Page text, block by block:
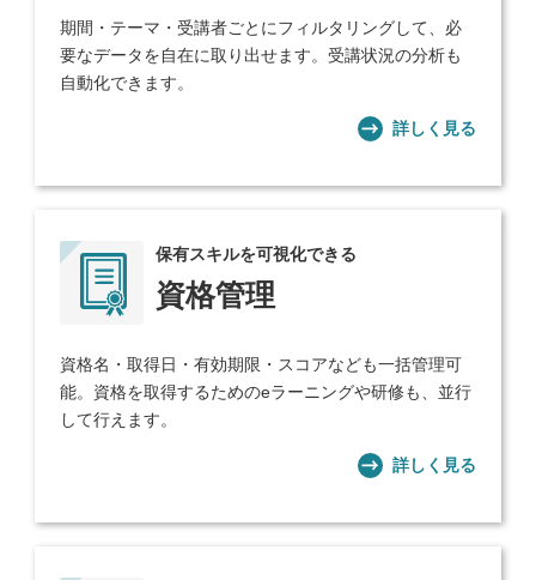
期間・テーマ・受講者ごとにフィルタリングして、必
要なデータを自在に取り出せます。受講状況の分析も
自動化できます。
詳しく見る
保有スキルを可視化できる
資格管理
資格名・取得日・有効期限・スコアなども一括管理可
能。資格を取得するためのeラーニングや研修も、並行
して行えます。
詳しく見る